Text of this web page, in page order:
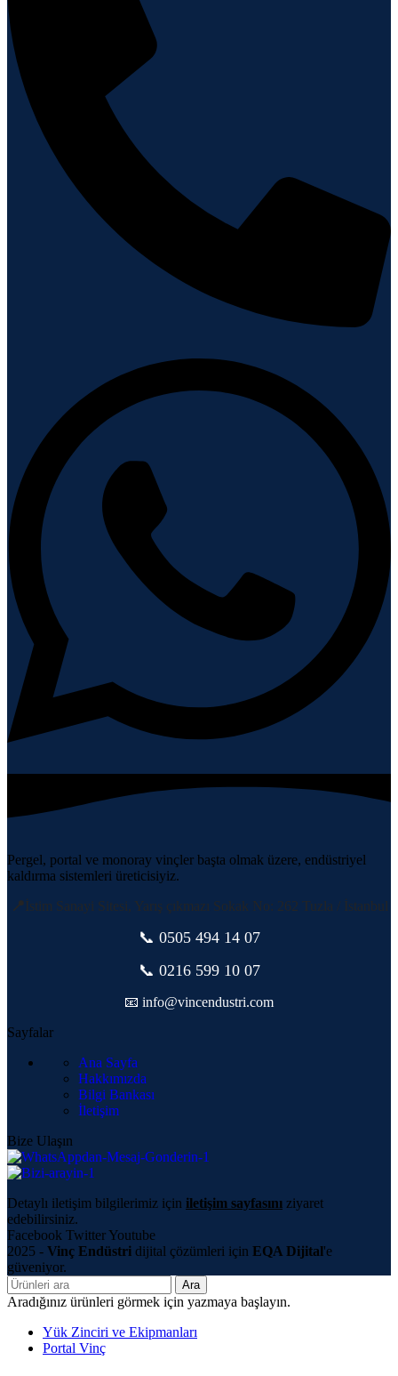
Pergel, portal ve monoray vinçler başta olmak üzere, endüstriyel
kaldırma sistemleri üreticisiyiz.
📍 İstim Sanayi Sitesi, Yarış çıkmazı Sokak No: 262 Tuzla / İstanbul
📞 0505 494 14 07
📞 0216 599 10 07
📧 info@vincendustri.com
Sayfalar
Ana Sayfa
Hakkımızda
Bilgi Bankası
İletişim
Bize Ulaşın
Detaylı iletişim bilgilerimiz için iletişim sayfasını ziyaret
edebilirsiniz.
Facebook TwitterYoutube
2025 - Vinç Endüstri dijital çözümleri için EQA Dijital'e
güveniyor.
Ara
Aradığınız ürünleri görmek için yazmaya başlayın.
Yük Zinciri ve Ekipmanları
Portal Vinç